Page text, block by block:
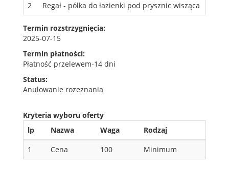
2
Regał - pólka do łazienki pod prysznic wisząca
Termin rozstrzygnięcia
2025-07-15
Termin płatności
Płatność przelewem-14 dni
Status
Anulowanie rozeznania
Kryteria wyboru oferty
lp
Nazwa Waga
Rodzaj
1
Cena 100 Minimum